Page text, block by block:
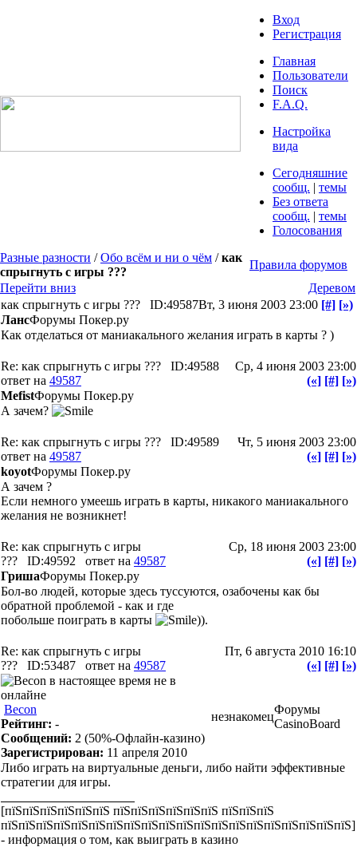
Вход
Регистрация
Главная
Пользователи
Поиск
F.A.Q.
Настройка
вида
Сегодняшние
сообщ. | темы
Без ответа
сообщ. | темы
Голосования
Разные разности /Обо всём и ни о чём /как
спрыгнуть с игры ???
Правила форумов
Перейти вниз
Деревом
как спрыгнуть с игры ???
ID:49587Вт, 3 июня 2003 23:00 [#] [»)
ЛансФорумы Покер.ру
Как отделаться от маниакального желания играть в карты ? )
Re: как спрыгнуть с игры ???
ID:49588
ответ на 49587
Ср, 4 июня 2003 23:00
(«] [#] [»)
MefistФорумы Покер.ру
А зачем?
Re: как спрыгнуть с игры ???
ID:49589
ответ на 49587
Чт, 5 июня 2003 23:00
(«] [#] [»)
koyotФорумы Покер.ру
А зачем ?
Если немного умеешь играть в карты, никакого маниакального
желания не возникнет!
Re: как спрыгнуть с игры
???
ID:49592 ответ на 49587
Ср, 18 июня 2003 23:00
(«] [#] [»)
ГришаФорумы Покер.ру
Бол-во людей, которые здесь туссуются, озабочены как бы
обратной проблемой - как и где
побольше поиграть в карты
)).
Re: как спрыгнуть с игры
???
ID:53487 ответ на 49587
Пт, 6 августа 2010 16:10
(«] [#] [»)
Becon
Рейтинг: -
Сообщений: 2 (50%-Офлайн-казино)
Зарегистрирован: 11 апреля 2010
незнакомец
Форумы
CasinoBoard
Либо играть на виртуальные деньги, либо найти эффективные
стратегии для игры.
[пїЅпїЅпїЅпїЅпїЅпїЅ пїЅпїЅпїЅпїЅпїЅпїЅ пїЅпїЅпїЅ
пїЅпїЅпїЅпїЅпїЅпїЅпїЅпїЅпїЅпїЅпїЅпїЅпїЅпїЅпїЅпїЅпїЅпїЅпїЅпїЅ]
- информация о том, как выиграть в казино